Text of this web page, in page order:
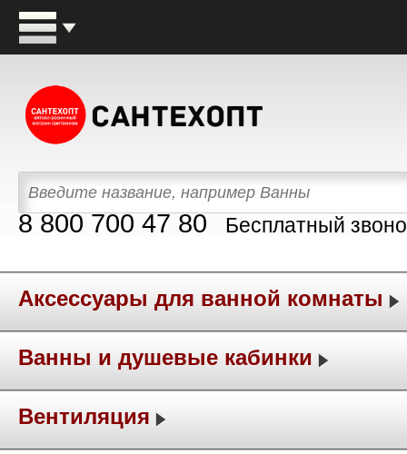
8 800 700 47 80 Бесплатный
Аксессуары для ванной комнаты
Ванны и душевые кабинки
Вентиляция